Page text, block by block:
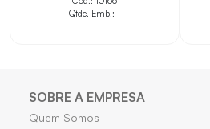
Qtde. Emb.: 1
SOBRE A EMPRESA
Quem Somos